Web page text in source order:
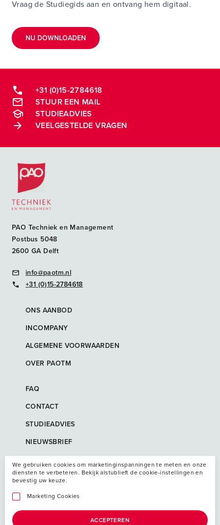
Vraag de Studiegids aan en ontvang hem digitaal.
NU DOWNLOADEN
+31 (0)15-2784618
STUUR EEN MAIL
STUDIEADVIES
VEELGESTELDE VRAGEN
Postacademische cursussen, leergangen en opleidingen
PAO Techniek en Management
Postbus 5048
2600 GA Delft
info@paotm.nl
+31 (0)15-2784618
ONS AANBOD
INCOMPANY
ALGEMENE VOORWAARDEN
OVER PAOTM
FAQ
CONTACT
STUDIEADVIES
NIEUWSBRIEF
We gebruiken cookies om marketinginspanningen te meten en onze
diensten te verbeteren. Bekijk alstublieft de cookie-instellingen en
bevestig uw keuze.
Marketing Cookies
ACCEPTEREN